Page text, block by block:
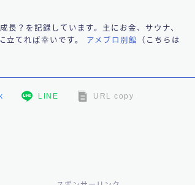
長？を記録しています。主にお金、サウナ、
立てれば幸いです。 アメブロ別館
（こちらは
LINE URL copy